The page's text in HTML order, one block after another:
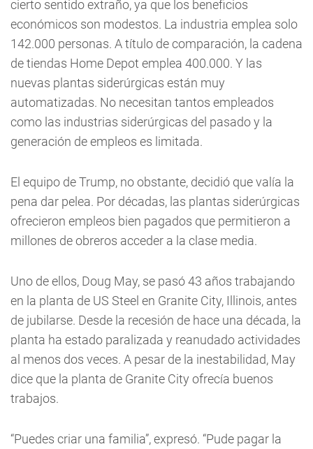
cierto sentido extraño, ya que los beneficios
económicos son modestos. La industria emplea solo
142.000 personas. A título de comparación, la cadena
de tiendas Home Depot emplea 400.000. Y las
nuevas plantas siderúrgicas están muy
automatizadas. No necesitan tantos empleados
como las industrias siderúrgicas del pasado y la
generación de empleos es limitada.
El equipo de Trump, no obstante, decidió que valía la
pena dar pelea. Por décadas, las plantas siderúrgicas
ofrecieron empleos bien pagados que permitieron a
millones de obreros acceder a la clase media.
Uno de ellos, Doug May, se pasó 43 años trabajando
en la planta de US Steel en Granite City, Illinois, antes
de jubilarse. Desde la recesión de hace una década, la
planta ha estado paralizada y reanudado actividades
al menos dos veces. A pesar de la inestabilidad, May
dice que la planta de Granite City ofrecía buenos
trabajos.
“Puedes criar una familia”, expresó. “Pude pagar la